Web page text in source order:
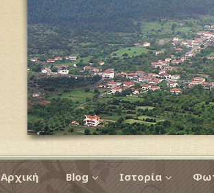
Αρχική Blog Ιστορία